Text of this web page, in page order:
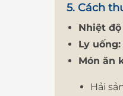
5. Cách
Nhiệt
Ly uống:
Món ăn
Hải